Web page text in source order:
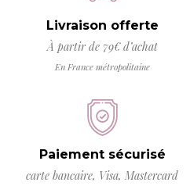
Livraison offerte
À partir de 79€ d’achat
En France métropolitaine
Paiement sécurisé
carte bancaire, Visa, Mastercard